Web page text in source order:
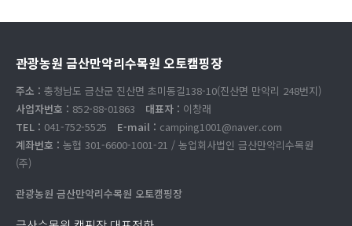
관광농원 금산만악리수목원 오토캠핑장
주소 : 충청남도 금산군 진산면 초미동길138-10(진산면 만악리 248번지)
사업자번호 : 852-88-01863 대표자 : 이창래
TEL : 041-752-5525 E-mail : camping1001@naver.com
계좌번호 : 농협 301-6600-1001-21 / 농업회사법인 금산만악리수목원
(주)
관광농원 금산만악리수목원 오토캠핑장